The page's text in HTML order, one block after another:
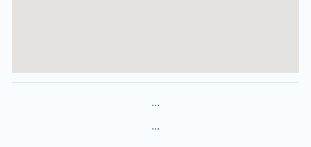
...
...